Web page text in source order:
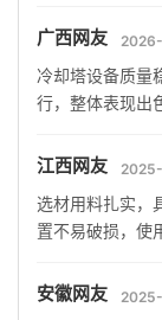
广西网友
冷却塔设备质量
行，整体表现出
江西网友 2025-
选材用料扎实，
置不易破损，使
安徽网友 2025-